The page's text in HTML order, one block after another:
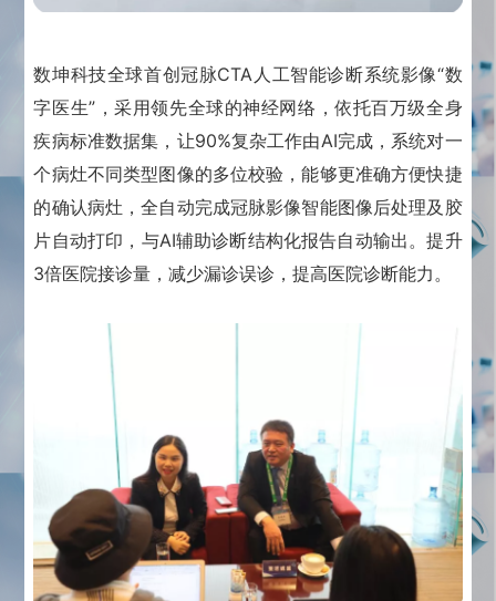
数坤科技全球首创冠脉CTA人工智能诊断系统影像“数
字医生”，采用领先全球的神经网络，依托百万级全身
疾病标准数据集，让90%复杂工作由AI完成，系统对一
个病灶不同类型图像的多位校验，能够更准确方便快捷
的确认病灶，全自动完成冠脉影像智能图像后处理及胶
片自动打印，与AI辅助诊断结构化报告自动输出。提升
3倍医院接诊量，减少漏诊误诊，提高医院诊断能力。